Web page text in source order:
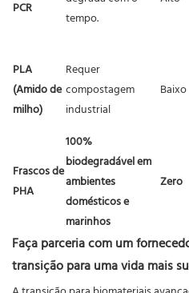
PCR
tempo.
PLA
(Amido de
milho)
Requer
compostagem
industrial
Baixo
Frascos de
PHA
100%
biodegradável em
ambientes
domésticos e
marinhos
Zero
Faça parceria com um
transição para uma vida mais